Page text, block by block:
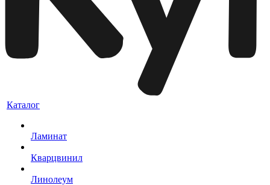
Каталог
Ламинат
Кварцвинил
Линолеум